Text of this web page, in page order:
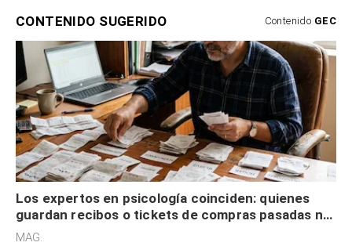
CONTENIDO SUGERIDO Contenido GEC
Los expertos en psicología coinciden: quienes
guardan recibos o tickets de compras pasadas no
son acumuladores, sino que tienen necesidad de
MAG.